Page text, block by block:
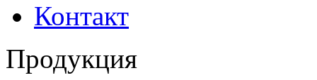
Контакт
Продукция